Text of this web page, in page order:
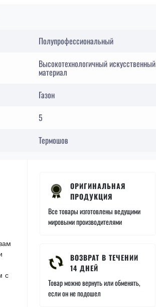
Полупрофессиональный
Высокотехнологичный искусственный
материал
Газон
5
Термошов
с
ОРИГИНАЛЬНАЯ
ПРОДУКЦИЯ
Все товары изготовлены ведущими
мировыми производителями
ВОЗВРАТ В ТЕЧЕНИИ
14 ДНЕЙ
Товар можно вернуть или обменять,
если он не подошел